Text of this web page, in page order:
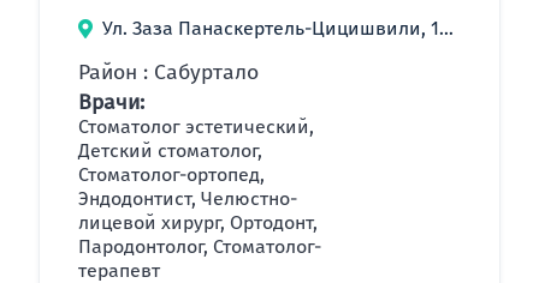
Ул. Заза Панаскертель-Цицишвили, 13б, Тбилиси, Грузия
Район : Сабуртало
Врачи:
Стоматолог эстетический,
Детский стоматолог,
Стоматолог-ортопед,
Эндодонтист, Челюстно-
лицевой хирург, Ортодонт,
Пародонтолог, Стоматолог-
терапевт